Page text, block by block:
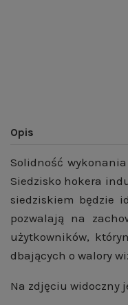
Opis
Solidność
Siedzisko hokera
siedziskiem będzie
pozwalają na
użytkowników,
dbających o walory
Na zdjęciu widoczny